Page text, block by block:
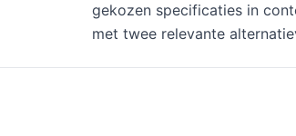
gekozen specificaties in
met twee relevante